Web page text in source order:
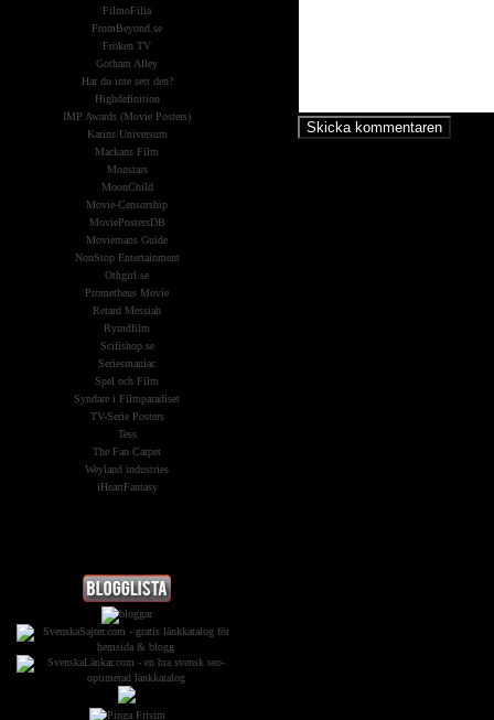
FilmoFilia
FromBeyond.se
Fröken TV
Gotham Alley
Har du inte sett den?
Highdefinition
IMP Awards (Movie Posters)
Karins Universum
Mackans Film
Monstars
MoonChild
Movie-Censorship
MoviePostersDB
Moviemans Guide
NonStop Entertainment
Othgirl.se
Prometheus Movie
Retard Messiah
Rymdfilm
Scifishop.se
Seriesmaniac
Spel och Film
Syndare i Filmparadiset
TV-Serie Posters
Tess
The Fan Carpet
Weyland industries
iHeartFantasy